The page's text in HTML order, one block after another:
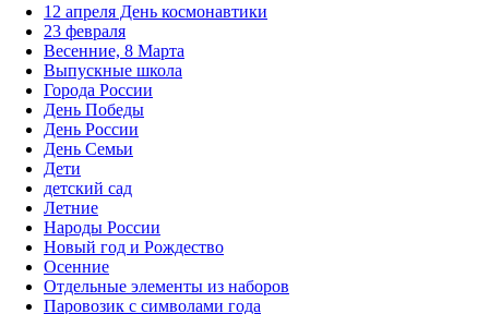
12 апреля День космонавтики
23 февраля
Весенние, 8 Марта
Выпускные школа
Города России
День Победы
День России
День Семьи
Дети
детский сад
Летние
Народы России
Новый год и Рождество
Осенние
Отдельные элементы из наборов
Паровозик с символами года